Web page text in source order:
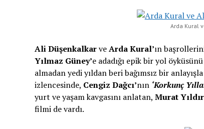
Arda Kural
Ali DüşenkalkarveArda Kural’ın
Yılmaz Güney’e adadığı epik bir yol
almadan yedi yıldan beri bağımsız bir
izlencesinde, Cengiz Dağcı’nın ‘Korkunç
yurt ve yaşam kavgasını anlatan, Murat
filmi de vardı.